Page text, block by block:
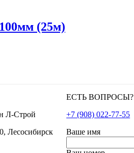
(25м)
Л-Строй
Лесосибирск
ЕСТЬ ВОПРОСЫ?
+7 (908) 022-77-55
Ваше имя